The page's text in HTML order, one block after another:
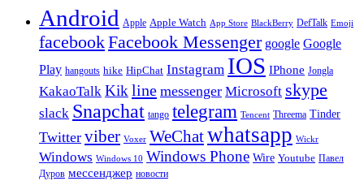
Android Apple Apple Watch App Store BlackBerry DefTalk Emoji
facebookFacebook Messenger google Google
Play hangouts hike HipChat Instagram IOS IPhone Jongla
KakaoTalk Kikline messenger Microsoft skype
slack Snapchat tango telegram Tencent Threema Tinder
Twitter viber Voxer WeChatwhatsapp Wickr
Windows Windows 10 Windows Phone Wire Youtube Павел
Дуров мессенджер новости